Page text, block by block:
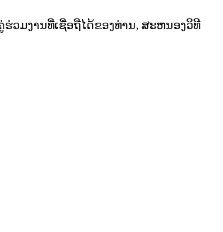
ວມງານທີ່ເຊື່ອຖືໄດ້ຂອງທ່ານ, ສະຫນອງວິທີ